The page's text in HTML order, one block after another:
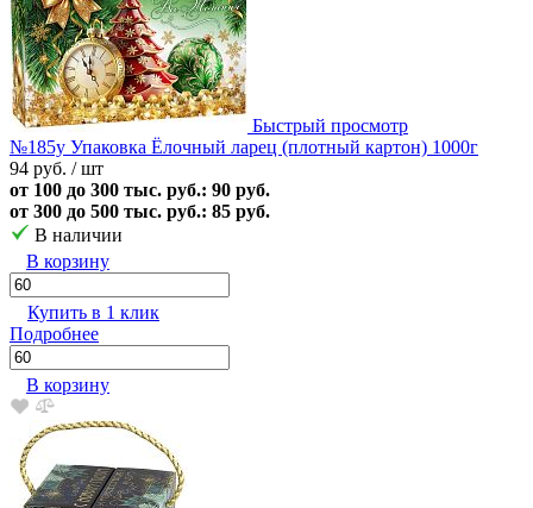
Быстрый просмотр
№185у Упаковка Ёлочный ларец (плотный картон) 1000г
94 руб. / шт
от 100 до 300 тыс. руб.: 90 руб.
от 300 до 500 тыс. руб.: 85 руб.
В наличии
В корзину
Купить в 1 клик
Подробнее
В корзину